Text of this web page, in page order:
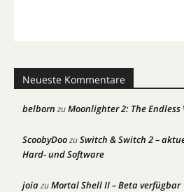
Neueste Kommentare
belborn zuMoonlighter 2: The
ScoobyDoozuSwitch & Switch 2 –
Hard- und Software
joiazuMortal Shell II – Beta verfügbar